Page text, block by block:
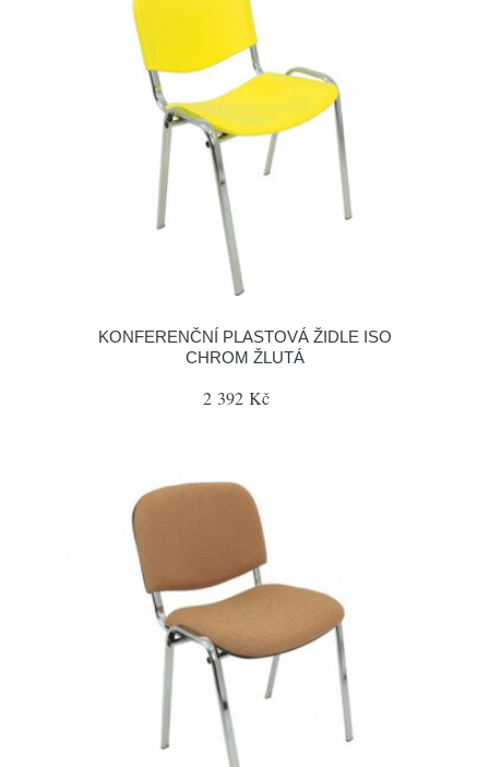
KONFERENČNÍ PLASTOVÁ ŽIDLE ISO
CHROM ŽLUTÁ
2 392 Kč